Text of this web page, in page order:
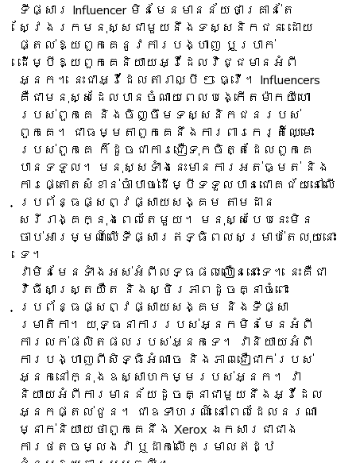
ទីផ្សារ Influencer មិនមែនមានន័យថាគ្រាន់តែ
ស្វែងរកមនុស្សជាមួយនឹងទស្សនិកជន ដោយ
ផ្តល់ឱ្យពួកគេនូវការបង្ហាញ ឬប្រាក់
ដើម្បីឱ្យពួកគេនិយាយអ្វីដែលវិជ្ជមានអំពី
អ្នក។ នេះជាអ្វីដែលតារាល្បី ៗ ធ្វើ។ Influencers
គឺជាមនុស្សដែលបានចំណាយពេលបង្កើតម៉ាកយីហោ
របស់ពួកគេ និងចិញ្ចឹមទស្សនិកជនរបស់
ពួកគេ។ ជាធម្មតាពួកគេនឹងការពារកេរ្តិ៍ឈ្មោះ
របស់ពួកគេ ក៏ដូចជាការជឿទុកចិត្តដែលពួកគេ
បានទទួល។ មនុស្សទាំងនេះមានការអត់ធ្មត់ និង
ការផ្តោតសំខាន់ចាំបាច់ដើម្បីទទួលបានជោគជ័យនៅលើ
ប្រព័ន្ធផ្សព្វផ្សាយសង្គម តាមដាន
សរីរាង្គក្នុងពេលតែមួយ។ មនុស្សបែបនេះមិន
ចាប់អារម្មណ៍លើទីផ្សារឥទ្ធិពលសម្រាប់តែលុយនោះ
ទេ។
វាមិនមែនទាំងអស់អំពីលទ្ធផលលឿននោះទេ។ នេះគឺជា
វិធីសាស្រ្តយឺត និងស្ថិរភាពដូចគ្នាចំពោះ
ប្រព័ន្ធផ្សព្វផ្សាយសង្គម និងទីផ្សា
រមាតិកា។ យុទ្ធនាការរបស់អ្នកមិនមែនអំពី
ការលក់ផលិតផលរបស់អ្នកទេ។ វានិយាយអំពី
ការបង្ហាញពីសិទ្ធិអំណាច និងភាពជឿជាក់របស់
អ្នកនៅក្នុងឧស្សាហកម្មរបស់អ្នក។ វា
និយាយអំពីការមានន័យដូចគ្នាជាមួយនឹងអ្វីដែល
អ្នកផ្តល់ជូន។ ជាឧទាហរណ៍ នៅពេលដែលនរណា
ម្នាក់និយាយថាពួកគេនឹង Xerox ឯកសារជាជាង
ការថតចម្លងវា ឬដាក់លើកម្រាលឥដ្ឋ